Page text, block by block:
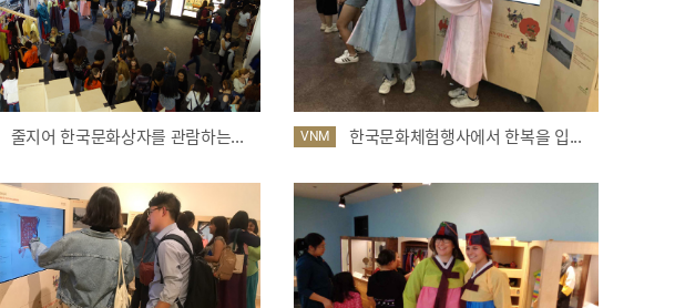
줄지어 한국문화상자를 관람하는... VNM 한국문화체험행사에서 한복을 입...